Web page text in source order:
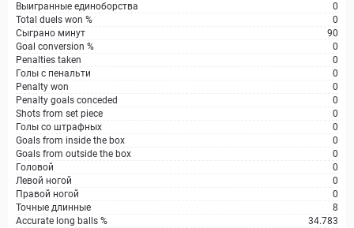
Выигранные единоборства
0
Total duels won %
0
Сыграно минут
90
Goal conversion %
0
Penalties taken
0
Голы с пенальти
0
Penalty won
0
Penalty goals conceded
0
Shots from set piece
0
Голы со штрафных
0
Goals from inside the box
0
Goals from outside the box
0
Головой
0
Левой ногой
0
Правой ногой
0
Точные длинные
8
Accurate long balls %
34.783